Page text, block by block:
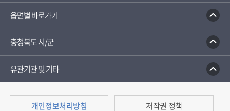
읍면별 바로가기
충청북도 시/군
유관기관 및 기타
개인정보처리방침 저작권 정책